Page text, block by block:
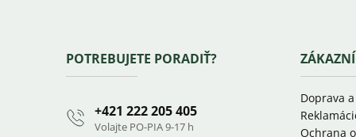
ZápätiePOTREBUJETE PORADIŤ?
+421 222 205 405
Volajte PO-PIA 9-17 h
Doprava
Ochrana